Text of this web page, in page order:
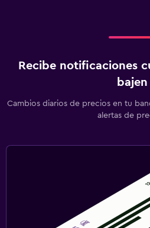
Salud y seguridad
Botiquín de primeros auxilios
Recibe notificaciones
bajen
Cambios diarios de precios en tu
alertas de